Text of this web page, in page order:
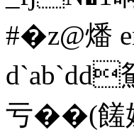
#�z@燔
d`ab`dd
亏��(